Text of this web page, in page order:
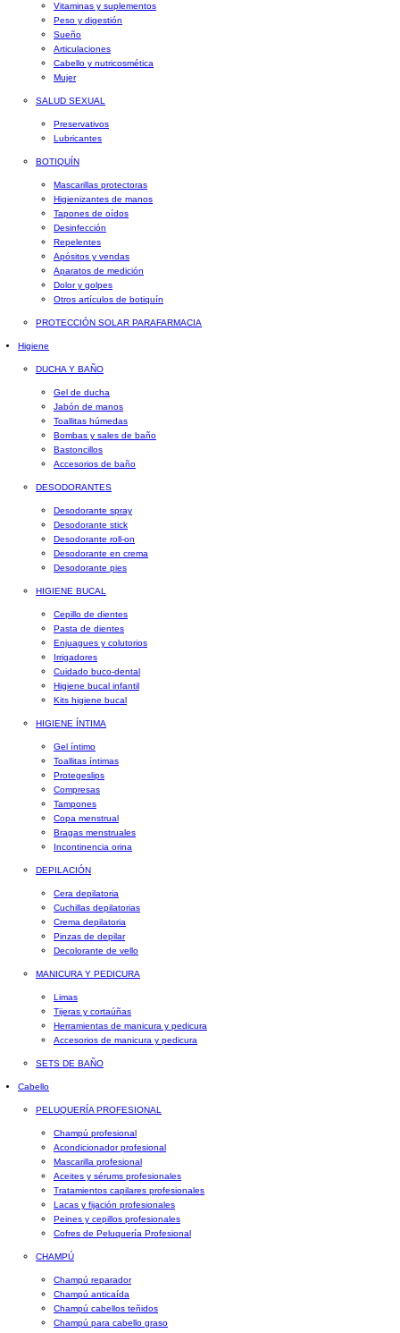
Vitaminas y suplementos
Peso y digestión
Sueño
Articulaciones
Cabello y nutricosmética
Mujer
SALUD SEXUAL
Preservativos
Lubricantes
BOTIQUÍN
Mascarillas protectoras
Higienizantes de manos
Tapones de oídos
Desinfección
Repelentes
Apósitos y vendas
Aparatos de medición
Dolor y golpes
Otros artículos de botiquín
PROTECCIÓN SOLAR PARAFARMACIA
Higiene
DUCHA Y BAÑO
Gel de ducha
Jabón de manos
Toallitas húmedas
Bombas y sales de baño
Bastoncillos
Accesorios de baño
DESODORANTES
Desodorante spray
Desodorante stick
Desodorante roll-on
Desodorante en crema
Desodorante pies
HIGIENE BUCAL
Cepillo de dientes
Pasta de dientes
Enjuagues y colutorios
Irrigadores
Cuidado buco-dental
Higiene bucal infantil
Kits higiene bucal
HIGIENE ÍNTIMA
Gel íntimo
Toallitas íntimas
Protegeslips
Compresas
Tampones
Copa menstrual
Bragas menstruales
Incontinencia orina
DEPILACIÓN
Cera depilatoria
Cuchillas depilatorias
Crema depilatoria
Pinzas de depilar
Decolorante de vello
MANICURA Y PEDICURA
Limas
Tijeras y cortaúñas
Herramientas de manicura y pedicura
Accesorios de manicura y pedicura
SETS DE BAÑO
Cabello
PELUQUERÍA PROFESIONAL
Champú profesional
Acondicionador profesional
Mascarilla profesional
Aceites y sérums profesionales
Tratamientos capilares profesionales
Lacas y fijación profesionales
Peines y cepillos profesionales
Cofres de Peluquería Profesional
CHAMPÚ
Champú reparador
Champú anticaída
Champú cabellos teñidos
Champú para cabello graso